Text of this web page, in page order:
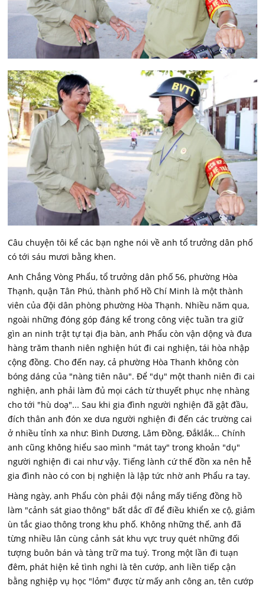
Câu chuyện tôi kể các bạn nghe nói về anh tổ trưởng dân phố
có tới sáu mươi bằng khen.
Anh Chắng Vòng Phẩu, tổ trưởng dân phố 56, phường Hòa
Thạnh, quận Tân Phú, thành phố Hồ Chí Minh là một thành
viên của đội dân phòng phường Hòa Thạnh. Nhiều năm qua,
ngoài những đóng góp đáng kể trong công việc tuần tra giữ
gìn an ninh trật tự tại địa bàn, anh Phẩu còn vận dộng và đưa
hàng trăm thanh niên nghiện hút đi cai nghiện, tái hòa nhập
cộng đồng. Cho đến nay, cả phường Hòa Thanh không còn
bóng dáng của "nàng tiên nâu". Để "dụ" một thanh niên đi cai
nghiện, anh phải làm đủ mọi cách từ thuyết phục nhẹ nhàng
cho tới "hù doạ"... Sau khi gia đình người nghiện đã gật đầu,
đích thân anh đón xe dưa người nghiện đi đến các trường cai
ở nhiều tỉnh xa như: Bình Dương, Lâm Đồng, Đắklắk... Chính
anh cũng không hiểu sao mình "mát tay" trong khoản "dụ"
người nghiện đi cai như vậy. Tiếng lành cứ thế đồn xa nên hễ
gia đình nào có con bị nghiện là lập tức nhờ anh Phẩu ra tay.
Hàng ngày, anh Phẩu còn phải đội nắng mấy tiếng đồng hồ
làm "cảnh sát giao thông" bất dắc dĩ để điều khiển xe cộ, giảm
ùn tắc giao thông trong khu phố. Không những thế, anh đã
từng nhiều lân cùng cảnh sát khu vực truy quét những đối
tượng buôn bán và tàng trữ ma tuý. Trong một lần đi tuạn
đêm, phát hiện kẻ tình nghi là tên cướp, anh liền tiếp cận
bằng nghiệp vụ học "lỏm" được từ mấy anh công an, tên cướp